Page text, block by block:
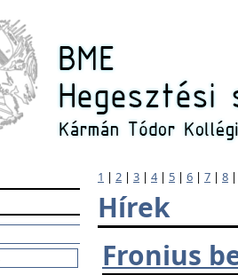
1 | 2 | 3 | 4| 5 | 6 | 7 | 8
Hírek
Fronius